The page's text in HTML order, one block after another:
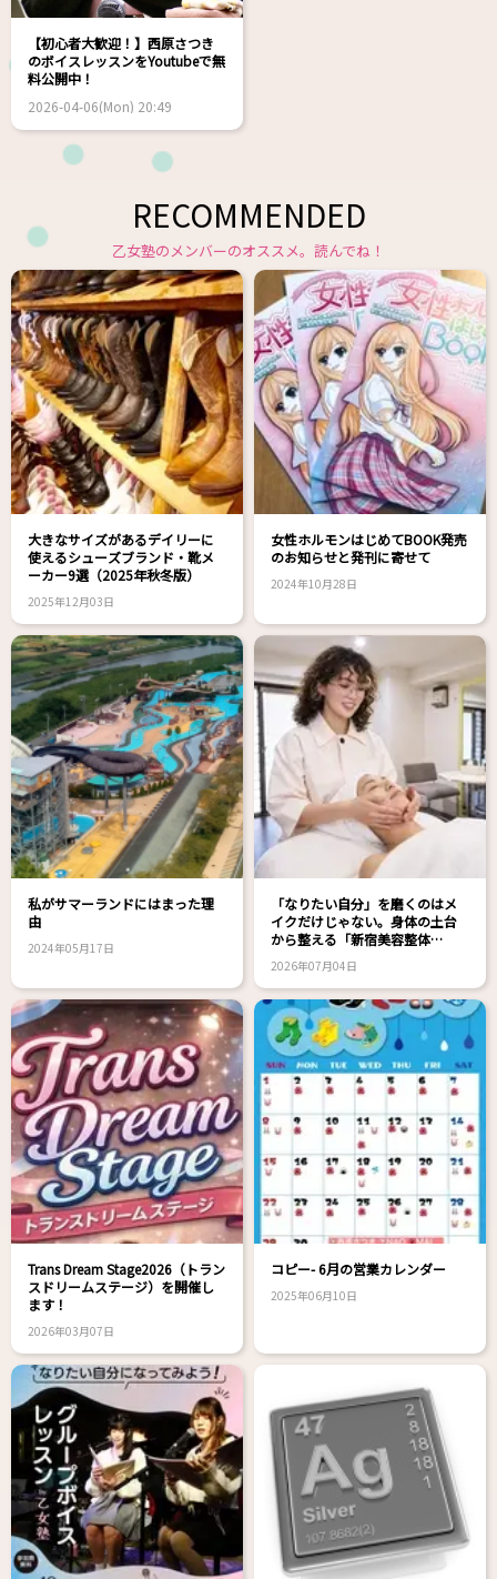
【初心者大歓迎！】西原さつき
のボイスレッスンをYoutubeで無
料公開中！
2026-04-06(Mon) 20:49
RECOMMENDED
乙女塾のメンバーのオススメ。読んでね！
大きなサイズがあるデイリーに
使えるシューズブランド・靴メ
ーカー9選（2025年秋冬版）
2025年12月03日
女性ホルモンはじめてBOOK発売
のお知らせと発刊に寄せて
2024年10月28日
私がサマーランドにはまった理
由
2024年05月17日
「なりたい自分」を磨くのはメ
イクだけじゃない。身体の土台
から整える「新宿美容整体
2026年07月04日
Trans Dream Stage2026（トラン
スドリームステージ）を開催し
ます！
2026年03月07日
コピー- 6月の営業カレンダー
2025年06月10日